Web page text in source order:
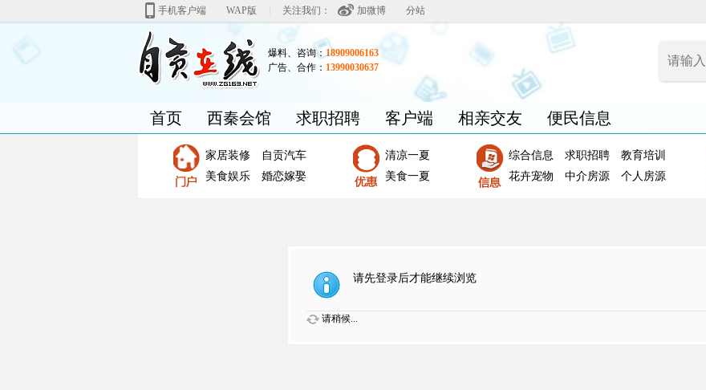
手机客户端 WAP版 关注我们： 加微博 分站
爆料、咨询：18909006163
广告、合作： 13990030637
首页 西秦会馆 求职招聘 客户端 相亲交友 便民信息
家居装修
自贡汽车
美食娱乐
婚恋嫁娶
清凉一夏
美食一夏
综合信息 求职招聘
教育培训
花卉宠物
中介房源 个人房源
请先登录后才能继续浏览
请稍候...